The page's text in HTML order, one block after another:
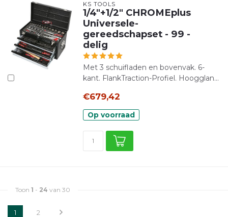
KS TOOLS
1/4"+1/2" CHROMEplus
Universele-
gereedschapset - 99 -
delig
Met 3 schuifladen en bovenvak. 6-
kant. FlankTraction-Profiel. Hoogglan...
€679,42
Op voorraad
Toon 1 - 24 van 30
1 2